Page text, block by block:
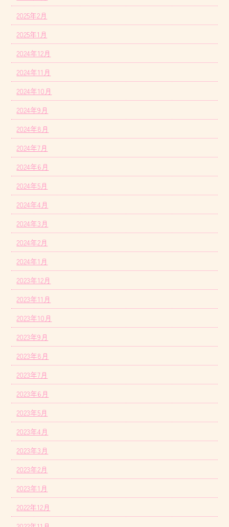
2025年2月
2025年1月
2024年12月
2024年11月
2024年10月
2024年9月
2024年8月
2024年7月
2024年6月
2024年5月
2024年4月
2024年3月
2024年2月
2024年1月
2023年12月
2023年11月
2023年10月
2023年9月
2023年8月
2023年7月
2023年6月
2023年5月
2023年4月
2023年3月
2023年2月
2023年1月
2022年12月